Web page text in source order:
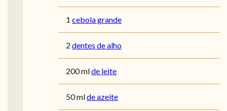
1 cebola grande
2 dentes de alho
200mlde leite
50mlde azeite